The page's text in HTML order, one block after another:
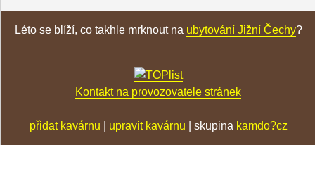
Léto se blíží, co takhle mrknout na ubytování Jižní Čechy?
Kontakt na provozovatele stránek
přidat kavárnu upravit kavárnu | skupina kamdo?cz